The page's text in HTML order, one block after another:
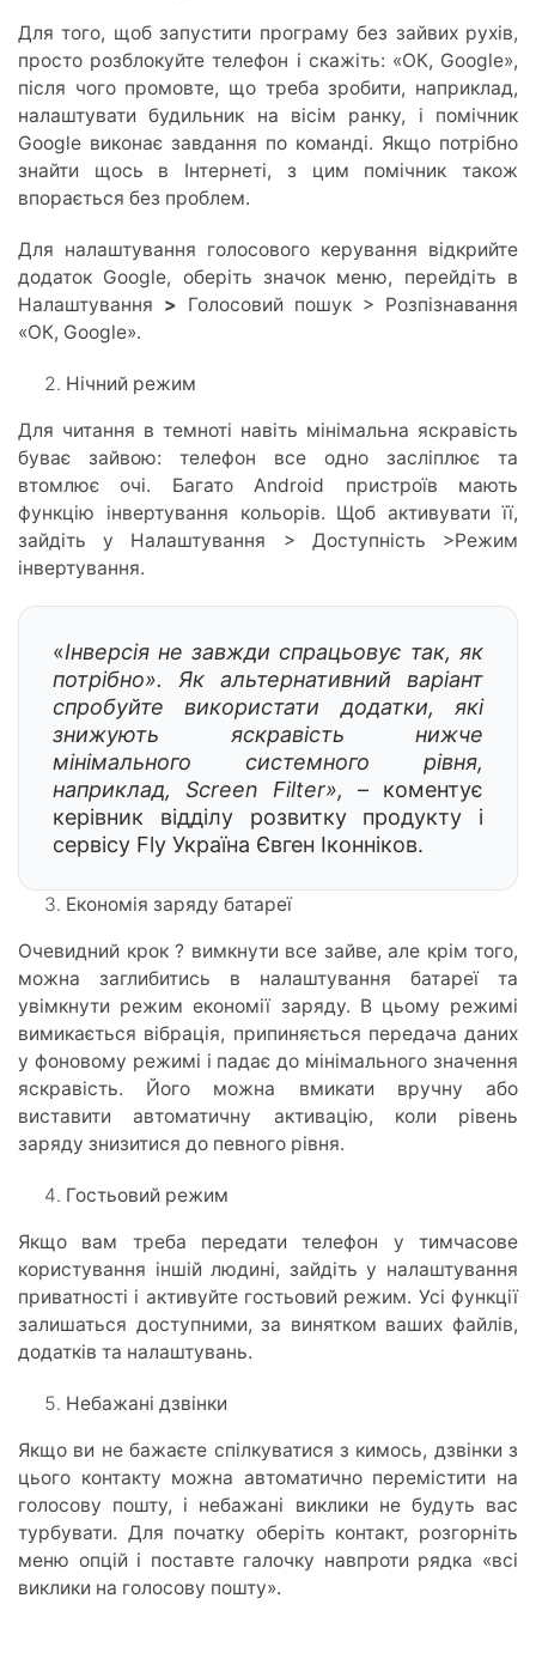
Для того, щоб запустити програму без зайвих рухів,
просто розблокуйте телефон і скажіть: «ОК, Google»,
після чого промовте, що треба зробити, наприклад,
налаштувати будильник на вісім ранку, і помічник
Google виконає завдання по команді. Якщо потрібно
знайти щось в Інтернеті, з цим помічник також
впорається без проблем.
Для налаштування голосового керування відкрийте
додаток Google, оберіть значок меню, перейдіть в
Налаштування > Голосовий пошук > Розпізнавання
«ОК, Google».
Нічний режим
Для читання в темноті навіть мінімальна яскравість
буває зайвою: телефон все одно засліплює та
втомлює очі. Багато Android пристроїв мають
функцію інвертування кольорів. Щоб активувати її,
зайдіть у Налаштування > Доступність >Режим
інвертування.
«Інверсія не завжди спрацьовує так, як
потрібно». Як альтернативний варіант
спробуйте використати додатки, які
знижують яскравість нижче
мінімального системного рівня,
наприклад, Screen Filter», – коментує
керівник відділу розвитку продукту і
сервісу Fly Україна Євген Іконніков.
Економія заряду батареї
Очевидний крок ? вимкнути все зайве, але крім того,
можна заглибитись в налаштування батареї та
увімкнути режим економії заряду. В цьому режимі
вимикається вібрація, припиняється передача даних
у фоновому режимі і падає до мінімального значення
яскравість. Його можна вмикати вручну або
виставити автоматичну активацію, коли рівень
заряду знизитися до певного рівня.
Гостьовий режим
Якщо вам треба передати телефон у тимчасове
користування іншій людині, зайдіть у налаштування
приватності і активуйте гостьовий режим. Усі функції
залишаться доступними, за винятком ваших файлів,
додатків та налаштувань.
Небажані дзвінки
Якщо ви не бажаєте спілкуватися з кимось, дзвінки з
цього контакту можна автоматично перемістити на
голосову пошту, і небажані виклики не будуть вас
турбувати. Для початку оберіть контакт, розгорніть
меню опцій і поставте галочку навпроти рядка «всі
виклики на голосову пошту».